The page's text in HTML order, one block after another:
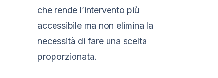
che rende l’intervento più
accessibile ma non elimina la
necessità di fare una scelta
proporzionata.